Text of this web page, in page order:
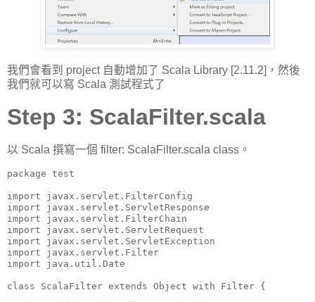
我們會看到 project 自動增加了 Scala Library [2.11.2]，然後
我們就可以寫 Scala 測試程式了
Step 3: ScalaFilter.scala
以 Scala 撰寫一個 filter: ScalaFilter.scala class。
package test
import javax.servlet.FilterConfig
import javax.servlet.ServletResponse
import javax.servlet.FilterChain
import javax.servlet.ServletRequest
import javax.servlet.ServletException
import javax.servlet.Filter
import java.util.Date
class ScalaFilter extends Object with Filter {